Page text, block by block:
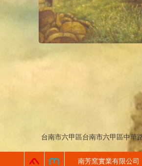
台南市六甲區台南市六甲區中華
南芳窯實業有限公司